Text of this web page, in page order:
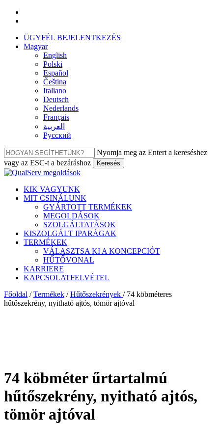
Ugrás
tartalomraÜGYFÉL BEJELENTKEZÉS
Magyar
English
Polski
Español
Čeština
Italiano
Deutsch
Nederlands
Français
العربية‏
Русский
Nyomja meg az Entert a kereséshez
vagy az ESC-t a bezáráshoz
Keresés
Bezár
Menü
KIK VAGYUNK
MIT CSINÁLUNK
GYÁRTOTT TERMÉKEK
MEGOLDÁSOK
SZOLGÁLTATÁSOK
KISZOLGÁLT IPARÁGAK
TERMÉKEK
VÁLASZTSA KI A KONCEPCIÓT
HŰTŐVONAL
KARRIERE
KAPCSOLATFELVÉTEL
Főoldal / Termékek / Hűtőszekrények / 74 köbméteres
hűtőszekrény, nyitható ajtós, tömör ajtóval
74 köbméter űrtartalmú
hűtőszekrény, nyitható ajtós,
tömör ajtóval